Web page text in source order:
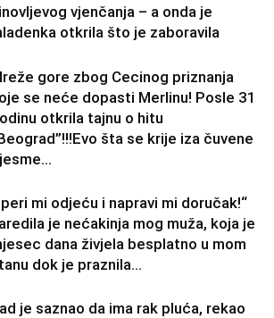
vjenčanja – a onda je
otkrila što je zaboravila
gore zbog Cecinog priznanja
se neće dopasti Merlinu! Posle 31
otkrila tajnu o hitu
šta se krije iza čuvene
mi odjeću i napravi mi doručak!“
je nećakinja mog muža, koja je
dana živjela besplatno u mom
dok je praznila...
je saznao da ima rak pluća, rekao